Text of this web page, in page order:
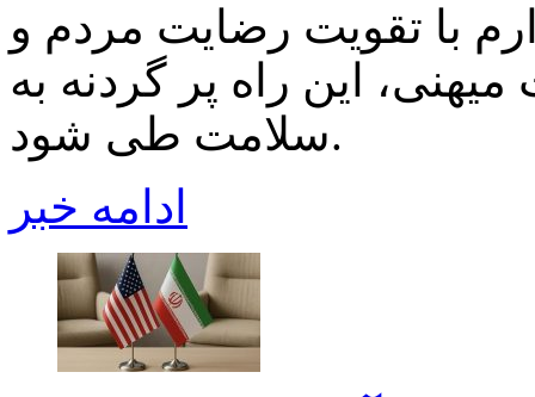
با تقویت رضایت مردم و
این راه پر گردنه به
سلامت طی شود.
ادامه خبر